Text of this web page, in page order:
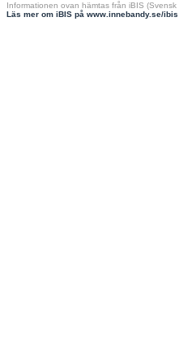
Informationen ovan hämtas från iBIS
Läs mer om iBIS på www.innebandy.se/ibis